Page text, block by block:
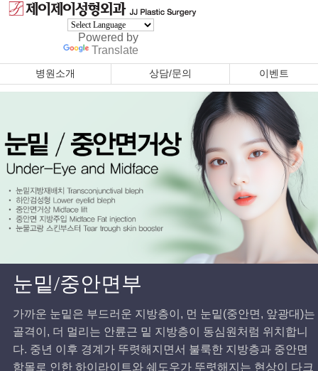
Powered by
Translate
병원소개 상담/문의 이벤트
눈밑/중안면부
가까운 눈밑은 부드러운 지방층이, 먼 눈밑(중안면, 앞광대)는
골격이, 더 멀리는 안륜근 밑 지방층이 동심원처럼 위치합니
다. 중년 이후 경계가 뚜렷해지면서 불룩한 지방층과 중안면
함몰로 인한 하이라이트와 쉐도우가 뚜렷해지는 현상이 다크